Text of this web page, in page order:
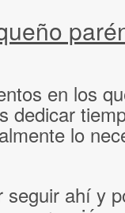
en los
dedicar
lo
seguir ahí y